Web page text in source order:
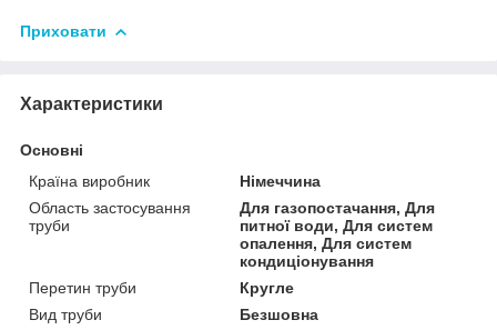
Приховати
Характеристики
Основні
Країна виробник
Німеччина
Область застосування
труби
Для газопостачання, Для
питної води, Для систем
опалення, Для систем
кондиціонування
Перетин труби
Кругле
Вид труби
Безшовна